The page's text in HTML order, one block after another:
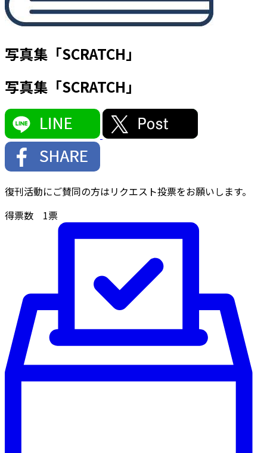
写真集「SCRATCH」
写真集「SCRATCH」
復刊活動にご賛同の方はリクエスト投票をお願いします。
得票数 1票